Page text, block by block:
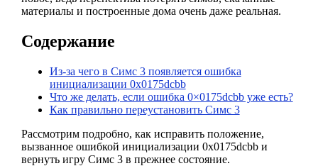
материалы и построенные дома очень даже реальная.
Содержание
Из-за чего в Симс 3 появляется ошибка
инициализации 0х0175dcbb
Что же делать, если ошибка 0×0175dcbb уже есть?
Как правильно переустановить Симс 3
Рассмотрим подробно, как исправить положение,
вызванное ошибкой инициализации 0х0175dcbb и
вернуть игру Симс 3 в прежнее состояние.